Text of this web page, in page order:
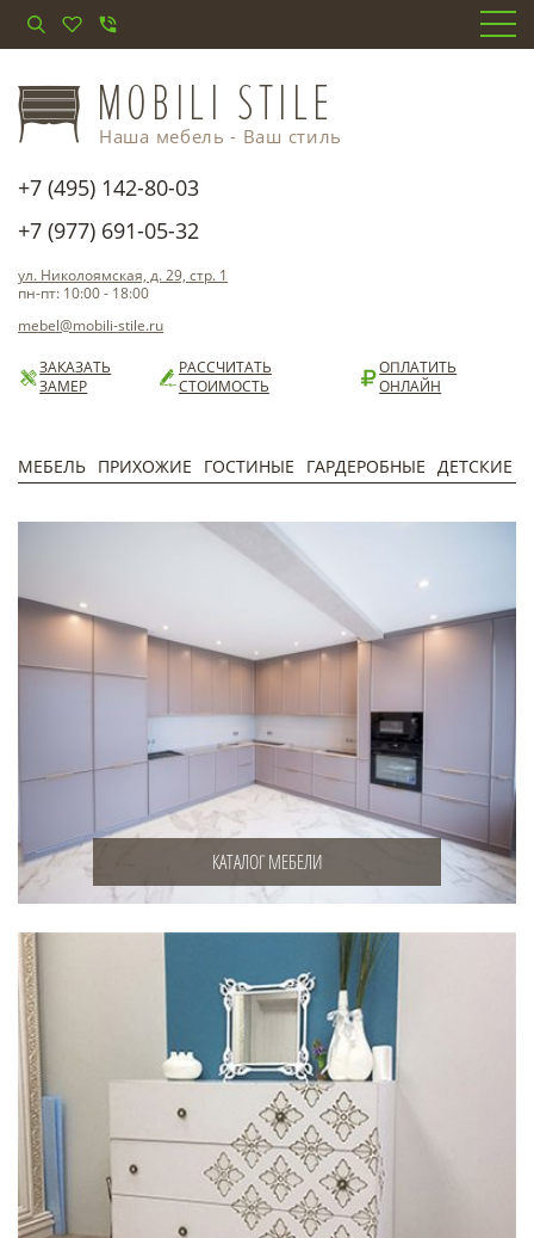
Наша мебель - Ваш стиль
+7 (495) 142-80-03
+7 (977) 691-05-32
ул. Николоямская, д. 29, стр. 1
пн-пт: 10:00 - 18:00
mebel@mobili-stile.ru
ЗАКАЗАТЬ
ЗАМЕР
РАССЧИТАТЬ
СТОИМОСТЬ
ОПЛАТИТЬ
ОНЛАЙН
МЕБЕЛЬ ПРИХОЖИЕ ГОСТИНЫЕ ГАРДЕРОБНЫЕ ДЕТСКИЕ
КАТАЛОГ МЕБЕЛИ